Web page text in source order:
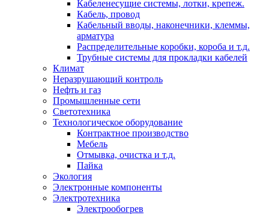
Кабеленесущие системы, лотки, крепеж.
Кабель, провод
Кабельный вводы, наконечники, клеммы,
арматура
Распределительные коробки, короба и т.д.
Трубные системы для прокладки кабелей
Климат
Неразрушающий контроль
Нефть и газ
Промышленные сети
Светотехника
Технологическое оборудование
Контрактное производство
Мебель
Отмывка, очистка и т.д.
Пайка
Экология
Электронные компоненты
Электротехника
Электрообогрев